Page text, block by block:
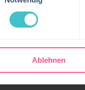
Ablehnen
WAS KI
Nicht jede KI-basierte
grundlegenden
1.